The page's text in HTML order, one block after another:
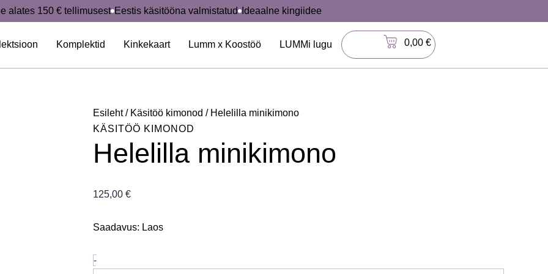
alates 150 € tellimusest Eestis käsitööna valmistatud Ideaalne kingiidee
Komplektid Kinkekaart Lumm x Koostöö LUMMi lugu 0,00 €
Esileht/ Käsitöö kimonod / Helelilla minikimono
KÄSITÖÖ KIMONOD
Helelilla minikimono
125,00 €
Saadavus: Laos
-
Helelilla